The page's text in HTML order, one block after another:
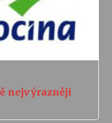
nejvýrazněji